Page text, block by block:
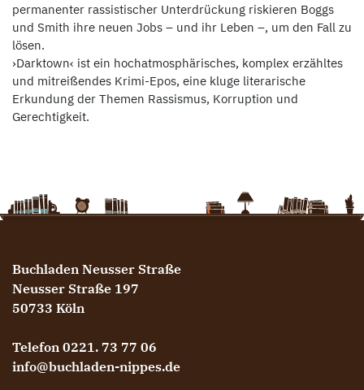
permanenter rassistischer Unterdrückung riskieren Boggs
und Smith ihre neuen Jobs – und ihr Leben –, um den Fall zu
lösen.
›Darktown‹ ist ein hochatmosphärisches, komplex erzähltes
und mitreißendes Krimi-Epos, eine kluge literarische
Erkundung der Themen Rassismus, Korruption und
Gerechtigkeit.
Buchladen Neusser Straße
Neusser Straße 197
50733 Köln
Telefon 0221. 73 77 06
info@buchladen-nippes.de